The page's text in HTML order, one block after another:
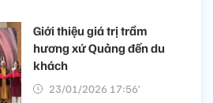
Giới thiệu giá trị trầm
hương xứ Quảng đến du
khách
23/01/2026 17:56’